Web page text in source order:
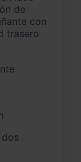
de
con
trasero